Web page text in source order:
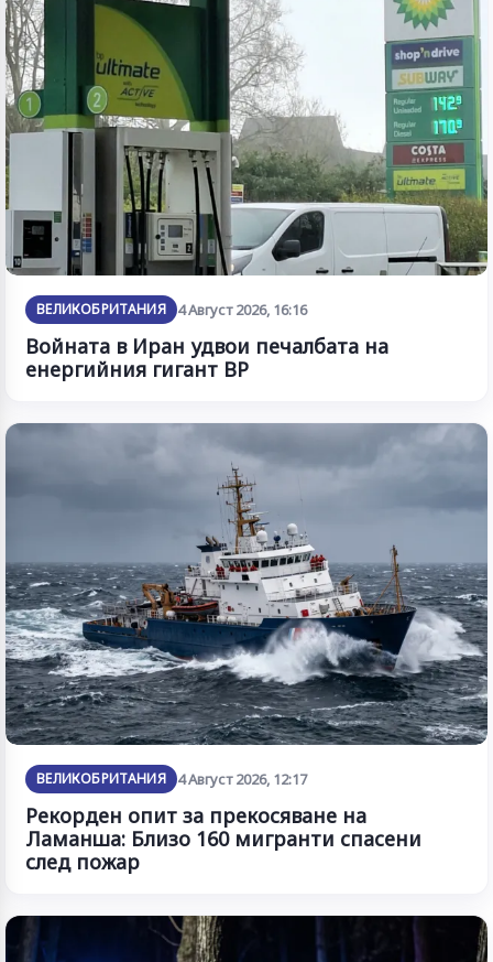
ВЕЛИКОБРИТАНИЯ 4 Август 2026, 16:16
Войната в Иран удвои печалбата на
енергийния гигант BP
ВЕЛИКОБРИТАНИЯ 4 Август 2026, 12:17
Рекорден опит за прекосяване на
Ламанша: Близо 160 мигранти спасени
след пожар